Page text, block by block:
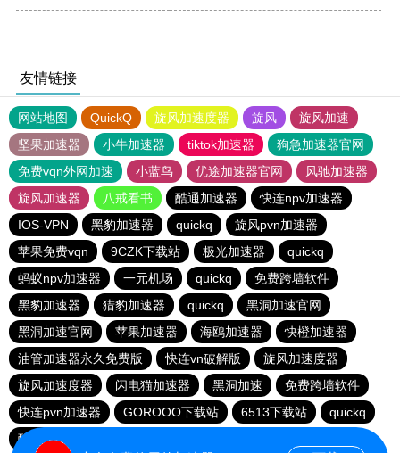
友情链接
网站地图 QuickQ 旋风加速度器 旋风
旋风加速
坚果加速器
小牛加速器 tiktok加速器
狗急加速器官网
免费vqn外网加速
小蓝鸟 优途加速器官网
风驰加速器
旋风加速器
八戒看书 酷通加速器
快连npv加速器
IOS-VPN
黑豹加速器 quickq
旋风pvn加速器
苹果免费vqn
9CZK下载站 极光加速器
quickq
蚂蚁npv加速器
一元机场 quickq
免费跨墙软件
黑豹加速器
猎豹加速器 quickq
黑洞加速官网
黑洞加速官网
苹果加速器 海鸥加速器
快橙加速器
油管加速器永久免费版
快连vn破解版
旋风加速度器
旋风加速度器
闪电猫加速器 黑洞加速
免费跨墙软件
快连pvn加速器
GOROOO下载站 6513下载站
quickq
酷通vp加速器